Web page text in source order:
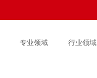
专业领域 行业领域